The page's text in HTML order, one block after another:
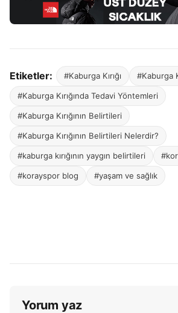
Etiketler: #Kaburga Kırığı #Kaburga
#Kaburga Kırığında Tedavi Yöntemleri
#Kaburga Kırığının Belirtileri
#Kaburga Kırığının Belirtileri Nelerdir?
#kaburga kırığının yaygın belirtileri
#korayspor blog #yaşam ve sağlık
Yorum yaz